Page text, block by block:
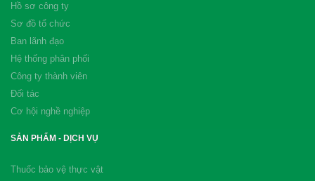
Hồ sơ công ty
Sơ đồ tổ chức
Ban lãnh đạo
Hệ thống phân phối
Công ty thành viên
Đối tác
Cơ hội nghề nghiệp
SẢN PHẨM - DỊCH VỤ
Thuốc bảo vệ thực vật